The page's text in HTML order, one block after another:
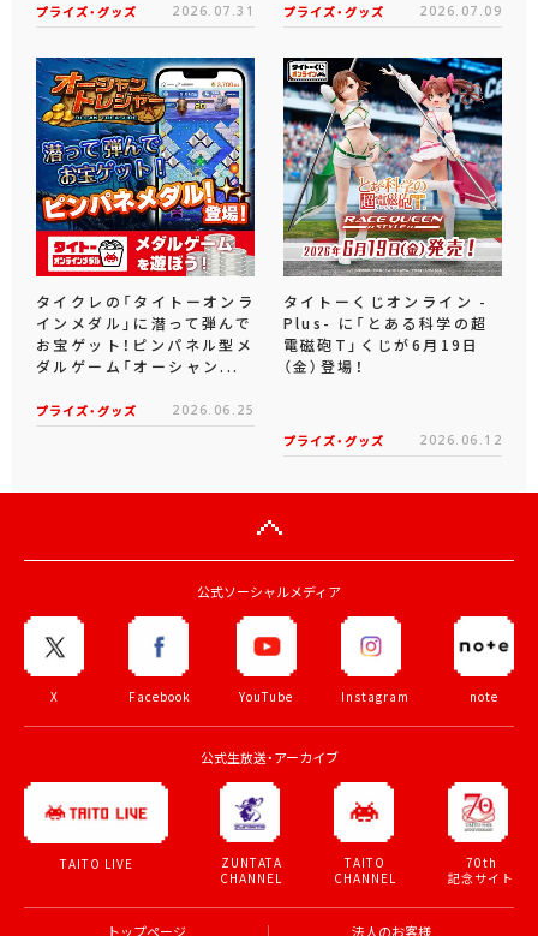
プライズ・グッズ 2026.07.31 プライズ・グッズ 2026.07.09
タイクレの「タイトーオンラ
インメダル」に潜って弾んで
お宝ゲット！ピンパネル型メ
ダルゲーム「オーシャン...
プライズ・グッズ 2026.06.25
タイトーくじオンライン -
Plus- に「とある科学の超
電磁砲T」くじが6月19日
（金）登場！
プライズ・グッズ 2026.06.12
公式ソーシャルメディア
X Facebook YouTube Instagram note
公式生放送・アーカイブ
TAITO LIVE
ZUNTATA
CHANNEL
TAITO
CHANNEL
70th
記念サイト